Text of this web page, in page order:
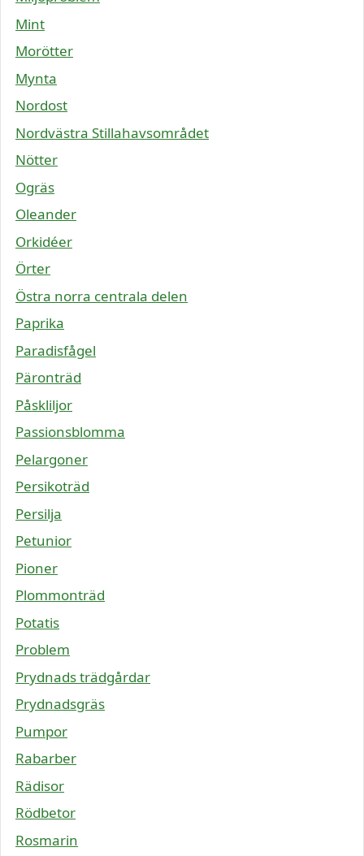
Mint
Morötter
Mynta
Nordost
Nordvästra Stillahavsområdet
Nötter
Ogräs
Oleander
Orkidéer
Örter
Östra norra centrala delen
Paprika
Paradisfågel
Päronträd
Påskliljor
Passionsblomma
Pelargoner
Persikoträd
Persilja
Petunior
Pioner
Plommonträd
Potatis
Problem
Prydnads trädgårdar
Prydnadsgräs
Pumpor
Rabarber
Rädisor
Rödbetor
Rosmarin